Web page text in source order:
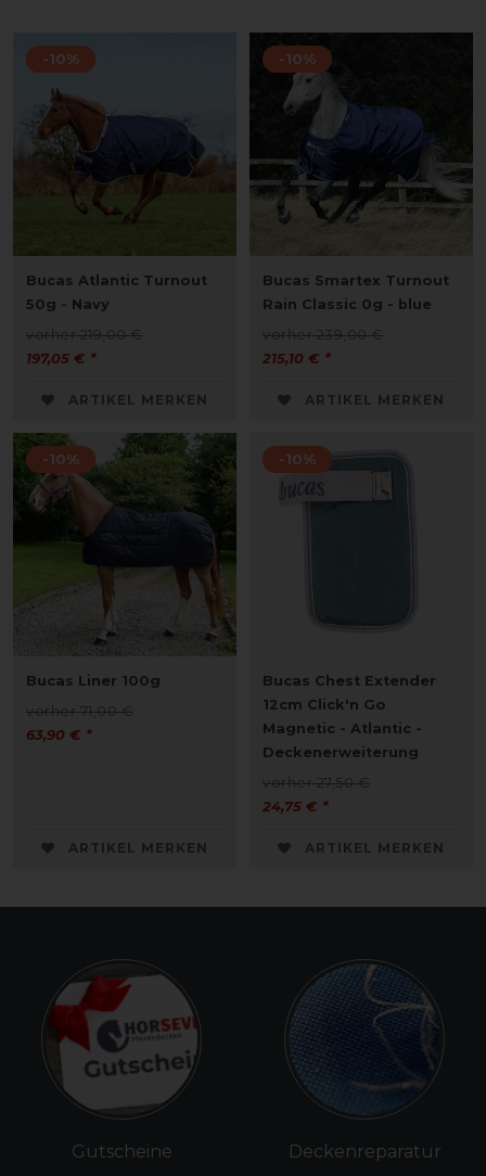
-10%
Bucas Atlantic Turnout
50g - Navy
vorher 219,00 €
197,05 € *
ARTIKEL MERKEN
-10%
Bucas Smartex Turnout
Rain Classic 0g - blue
vorher 239,00 €
215,10 € *
ARTIKEL MERKEN
-10%
Bucas Liner 100g
vorher 71,00 €
63,90 € *
ARTIKEL MERKEN
-10%
Bucas Chest Extender
12cm Click'n Go
Magnetic - Atlantic -
Deckenerweiterung
vorher 27,50 €
24,75 € *
ARTIKEL MERKEN
Gutscheine Deckenreparatur